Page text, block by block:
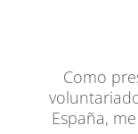
Como
España,